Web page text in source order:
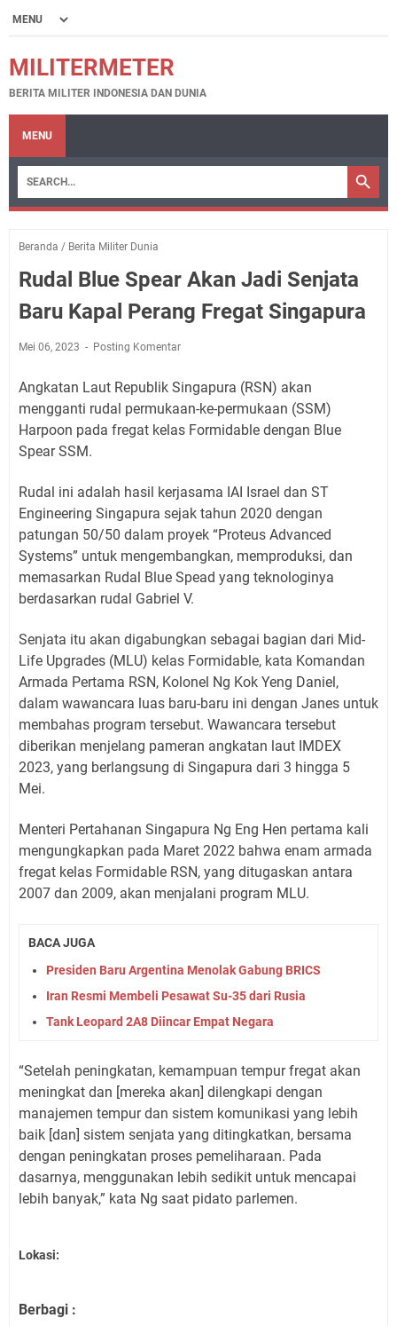
MILITERMETER
BERITA MILITER INDONESIA DAN DUNIA
MENU
Beranda / Berita Militer Dunia
Rudal Blue Spear Akan Jadi Senjata
Baru Kapal Perang Fregat Singapura
Mei 06, 2023 Posting Komentar
Angkatan Laut Republik Singapura (RSN) akan
mengganti rudal permukaan-ke-permukaan (SSM)
Harpoon pada fregat kelas Formidable dengan Blue
Spear SSM.
Rudal ini adalah hasil kerjasama IAI Israel dan ST
Engineering Singapura sejak tahun 2020 dengan
patungan 50/50 dalam proyek “Proteus Advanced
Systems” untuk mengembangkan, memproduksi, dan
memasarkan Rudal Blue Spead yang teknologinya
berdasarkan rudal Gabriel V.
Senjata itu akan digabungkan sebagai bagian dari Mid-
Life Upgrades (MLU) kelas Formidable, kata Komandan
Armada Pertama RSN, Kolonel Ng Kok Yeng Daniel,
dalam wawancara luas baru-baru ini dengan Janes untuk
membahas program tersebut. Wawancara tersebut
diberikan menjelang pameran angkatan laut IMDEX
2023, yang berlangsung di Singapura dari 3 hingga 5
Mei.
Menteri Pertahanan Singapura Ng Eng Hen pertama kali
mengungkapkan pada Maret 2022 bahwa enam armada
fregat kelas Formidable RSN, yang ditugaskan antara
2007 dan 2009, akan menjalani program MLU.
BACA JUGA
Presiden Baru Argentina Menolak Gabung BRICS
Iran Resmi Membeli Pesawat Su-35 dari Rusia
Tank Leopard 2A8 Diincar Empat Negara
“Setelah peningkatan, kemampuan tempur fregat akan
meningkat dan [mereka akan] dilengkapi dengan
manajemen tempur dan sistem komunikasi yang lebih
baik [dan] sistem senjata yang ditingkatkan, bersama
dengan peningkatan proses pemeliharaan. Pada
dasarnya, menggunakan lebih sedikit untuk mencapai
lebih banyak,” kata Ng saat pidato parlemen.
Lokasi:
Berbagi :